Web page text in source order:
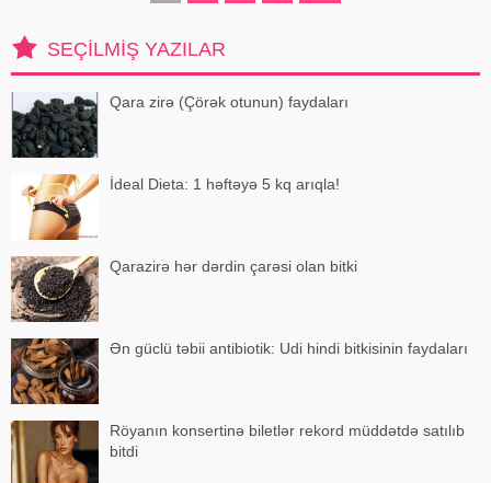
SEÇILMIŞ YAZILAR
Qara zirə (Çörək otunun) faydaları
İdeal Dieta: 1 həftəyə 5 kq arıqla!
Qarazirə hər dərdin çarəsi olan bitki
Ən güclü təbii antibiotik: Udi hindi bitkisinin faydaları
Röyanın konsertinə biletlər rekord müddətdə satılıb
bitdi